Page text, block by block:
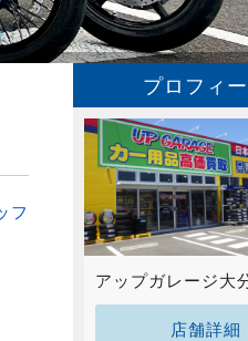
フ
プロフィ
アップガレージ大
店舗詳細